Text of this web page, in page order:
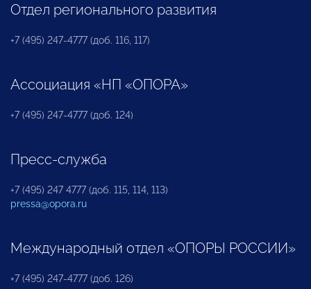
Отдел регионального развития
+7 (495) 247-4777 (доб. 116, 117)
Ассоциация «НП «ОПОРА»
+7 (495) 247-4777 (доб. 124)
Пресс-служба
+7 (495) 247 4777 (доб. 115, 114, 113)
pressa@opora.ru
Международный отдел «ОПОРЫ РОССИИ»
+7 (495) 247-4777 (доб. 126)